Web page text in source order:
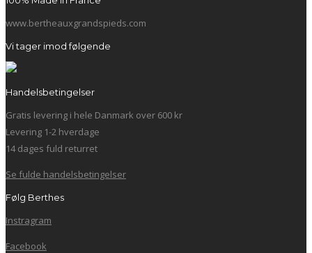
www.bertheauxgrandspieds.com
Vi tager imod følgende
Handelsbetingelser
Gratis levering i hele Danmark over 600 kr
Levering 1-2 hverdage
14 dages fuld returret
Se fulde handelsbetingelser
Følg Berthes
Instragram
Facebook